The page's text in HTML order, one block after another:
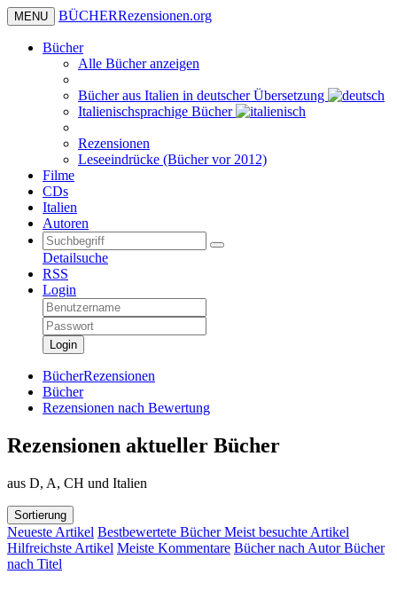
MENU BÜCHERRezensionen.org
Bücher
Alle Bücher anzeigen
Bücher aus Italien in deutscher Übersetzung
Italienischsprachige Bücher
Rezensionen
Leseeindrücke (Bücher vor 2012)
Filme
CDs
Italien
Autoren
Detailsuche
RSS
Login
Login
BücherRezensionen
Bücher
Rezensionen nach Bewertung
Rezensionen aktueller Bücher
aus D, A, CH und Italien
Sortierung
Neueste Artikel Bestbewertete BücherMeist besuchte Artikel
Hilfreichste Artikel Meiste Kommentare Bücher nach AutorBücher
nach Titel